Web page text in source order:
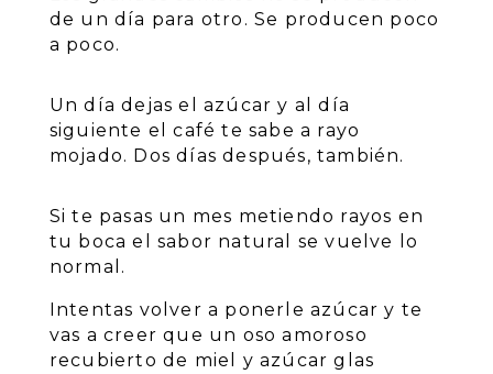
de un día para otro. Se producen poco
a poco.
Un día dejas el azúcar y al día
siguiente el café te sabe a rayo
mojado. Dos días después, también.
Si te pasas un mes metiendo rayos en
tu boca el sabor natural se vuelve lo
normal.
Intentas volver a ponerle azúcar y te
vas a creer que un oso amoroso
recubierto de miel y azúcar glas